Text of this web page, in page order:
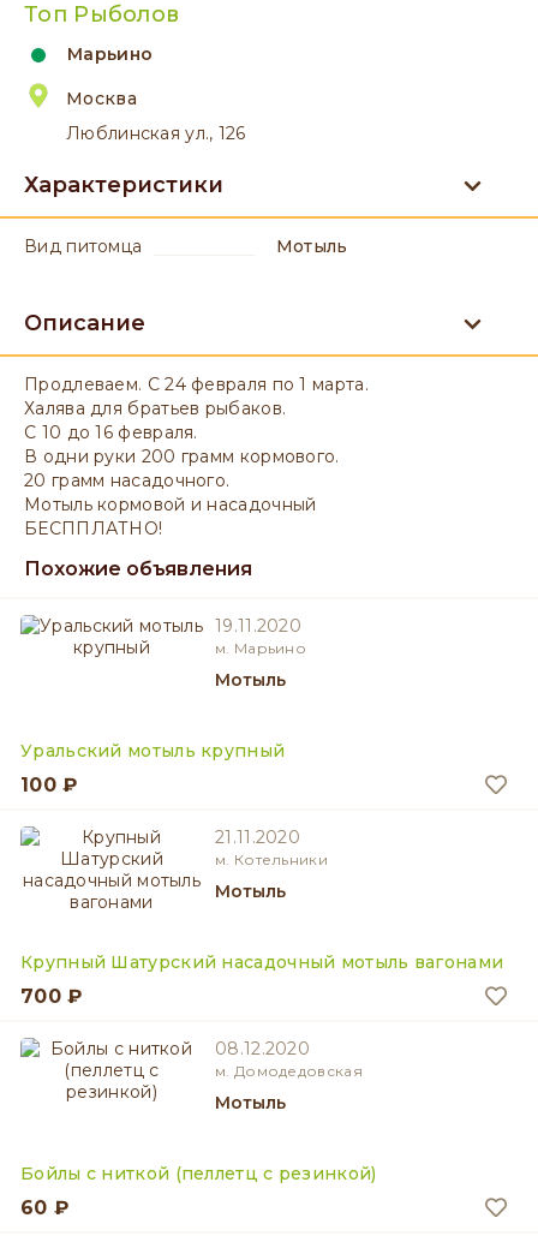
Топ Рыболов
Марьино
Москва
Люблинская ул., 126
Характеристики
вид питомца Мотыль
Описание
Продлеваем. С 24 февраля по 1 марта.
Халява для братьев рыбаков.
С 10 до 16 февраля.
В одни руки 200 грамм кормового.
20 грамм насадочного.
Мотыль кормовой и насадочный
БЕСППЛАТНО!
Похожие объявления
19.11.2020
м. Марьино
Мотыль
Уральский мотыль крупный
100 ₽
21.11.2020
м. Котельники
Мотыль
Крупный Шатурский насадочный мотыль вагонами
700 ₽
08.12.2020
м. Домодедовская
Мотыль
Бойлы с ниткой (пеллетц с резинкой)
60 ₽